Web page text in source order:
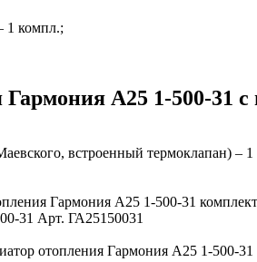
1 компл.;
Гармония А25 1-500-31
встроенный термоклапан) – 1
Гармония А25 1-500-31
31 Арт. ГА25150031
отопления Гармония А25 1-500-